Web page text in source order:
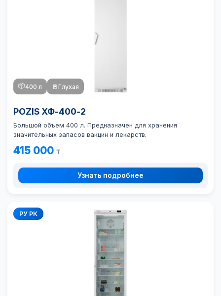
📦400 л 🚪 Глухая
POZIS ХФ-400-2
Большой объем 400 л. Предназначен для хранения
значительных запасов вакцин и лекарств.
415 000 ₸
Узнать подробнее
РУ РК